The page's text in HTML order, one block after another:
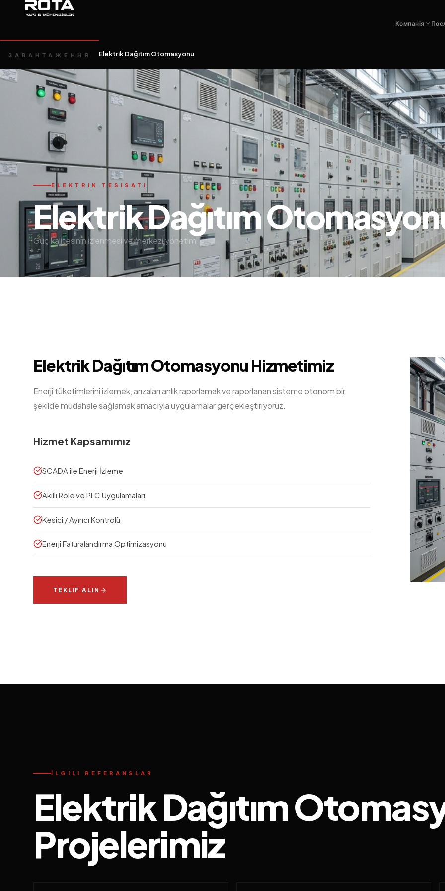
ЗАВАНТАЖЕННЯ
Компанія
Ana Sayfa / Hizmetler Elektrik Dağıtım Otomasyonu
ELEKTRIK TESISATI
Elektrik Dağıtım
Güç kalitesinin izlenmesi ve merkezi yönetimi
Elektrik Dağıtım Otomasyonu Hizmetimiz
Enerji tüketimlerini izlemek, arızaları anlık raporlamak ve raporlanan sisteme otonom bir
şekilde müdahale sağlamak amacıyla uygulamalar gerçekleştiriyoruz.
Hizmet Kapsamımız
SCADA ile Enerji İzleme
Akıllı Röle ve PLC Uygulamaları
Kesici / Ayırıcı Kontrolü
Enerji Faturalandırma Optimizasyonu
TEKLIF ALIN
İLGILI REFERANSLAR
Elektrik Dağıtım
Projelerimiz